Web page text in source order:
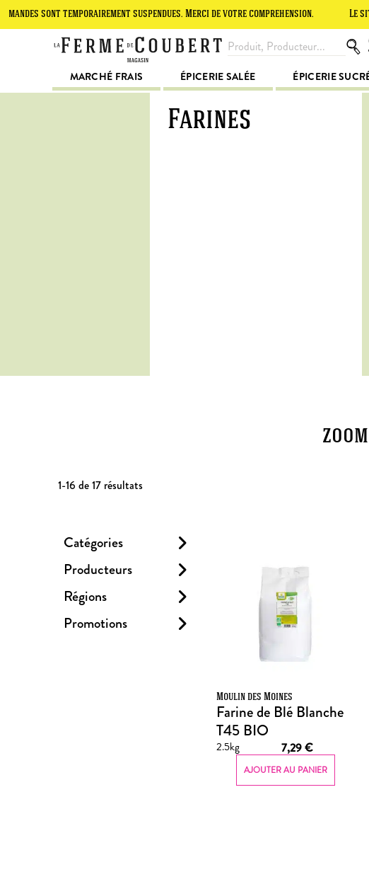
temporairement suspendues. Merci de votre compréhension. Le site est en
MARCHÉ FRAIS ÉPICERIE SALÉE ÉPICERIE
Farines
1-16 de 17 résultats
Catégories
Producteurs
Régions
Promotions
Moulin des Moines
Farine de Blé Blanche
T45 BIO
2.5kg 7,29€
AJOUTER AU PANIER